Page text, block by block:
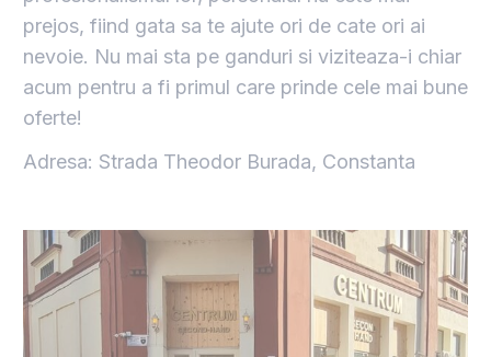
prejos, fiind gata sa te ajute ori de cate ori ai
nevoie. Nu mai sta pe ganduri si viziteaza-i chiar
acum pentru a fi primul care prinde cele mai bune
oferte!
Adresa: Strada Theodor Burada, Constanta